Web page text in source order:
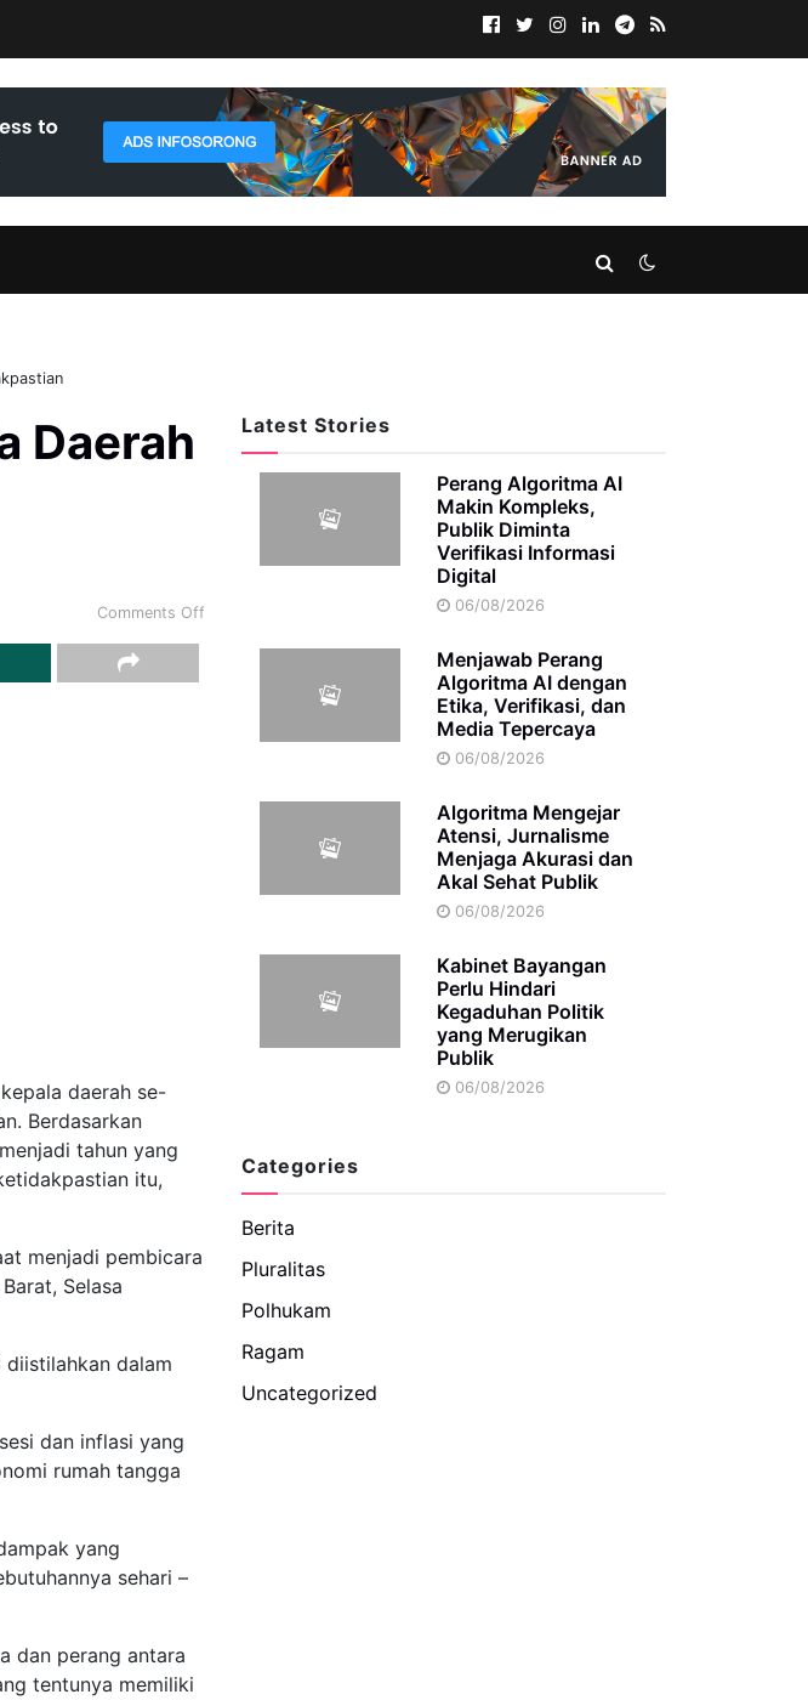
Daerah
Comments Off
daerah se-
Berdasarkan
tahun yang
itu,
menjadi pembicara
Selasa
dalam
dan inflasi yang
rumah tangga
yang
sehari –
dan perang antara
tentunya memiliki
Latest Stories
Perang Algoritma AI
Makin Kompleks,
Publik Diminta
Verifikasi Informasi
Digital
06/08/2026
Menjawab Perang
Algoritma AI dengan
Etika, Verifikasi, dan
Media Tepercaya
06/08/2026
Algoritma Mengejar
Atensi, Jurnalisme
Menjaga Akurasi dan
Akal Sehat Publik
06/08/2026
Kabinet Bayangan
Perlu Hindari
Kegaduhan Politik
yang Merugikan
Publik
06/08/2026
Categories
Berita
Pluralitas
Polhukam
Ragam
Uncategorized